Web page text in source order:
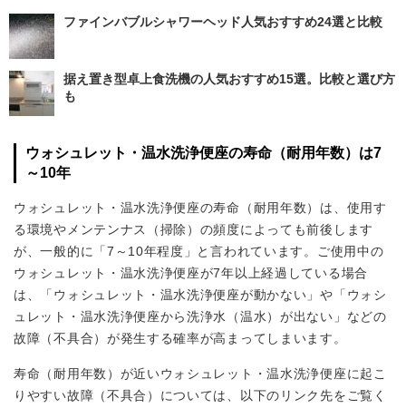
ファインバブルシャワーヘッド人気おすすめ24選と比較
据え置き型卓上食洗機の人気おすすめ15選。比較と選び方
も
ウォシュレット・温水洗浄便座の寿命（耐用年数）は7
～10年
ウォシュレット・温水洗浄便座の寿命（耐用年数）は、使用す
る環境やメンテンナス（掃除）の頻度によっても前後します
が、一般的に「7～10年程度」と言われています。ご使用中の
ウォシュレット・温水洗浄便座が7年以上経過している場合
は、「ウォシュレット・温水洗浄便座が動かない」や「ウォシ
ュレット・温水洗浄便座から洗浄水（温水）が出ない」などの
故障（不具合）が発生する確率が高まってしまいます。
寿命（耐用年数）が近いウォシュレット・温水洗浄便座に起こ
りやすい故障（不具合）については、以下のリンク先をご覧く